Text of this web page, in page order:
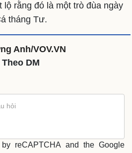
lộ rằng đó là một trò đùa ngày
tháng Tư.
Anh/VOV.VN
Theo DM
reCAPTCHA and the Google